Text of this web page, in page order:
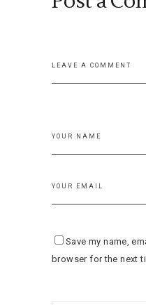
Save my name,
browser for the next